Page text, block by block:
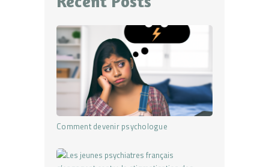
Comment devenir psychologue